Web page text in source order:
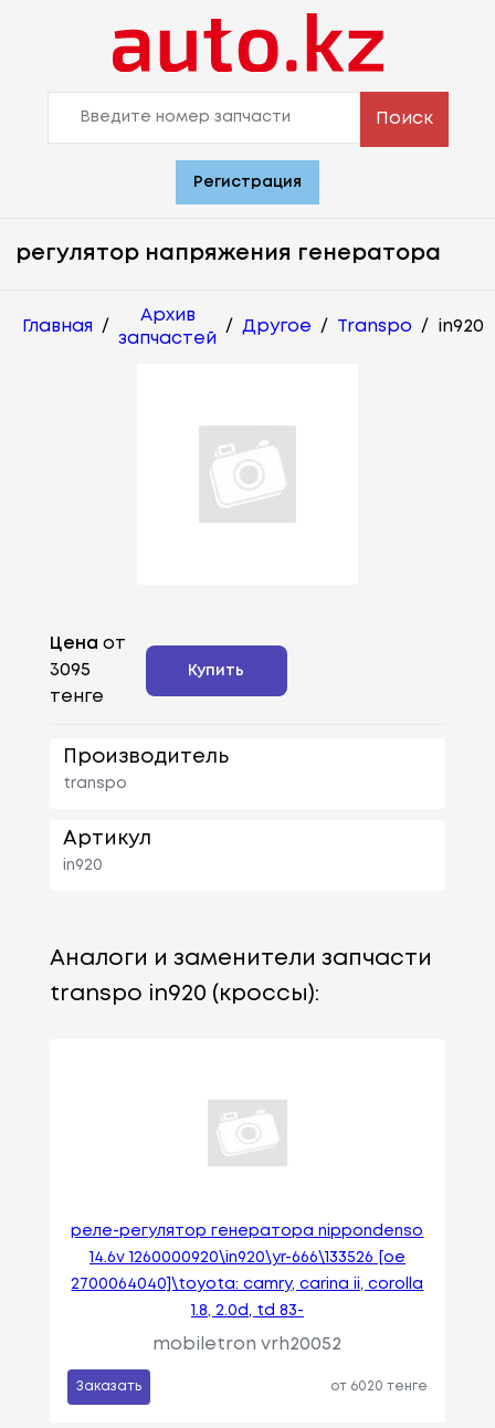
Поиск
Регистрация
регулятор напряжения генератора
Главная /
Архив
запчастей
/ Другое / Transpo / in920
Цена от
3095
тенге
Купить
Производитель
transpo
Артикул
in920
Аналоги и заменители запчасти
transpo in920 (кроссы):
реле-регулятор генератора nippondenso
14.6v 1260000920\in920\yr-666\133526 [oe
2700064040]\toyota: camry, carina ii, corolla
1.8, 2.0d, td 83-
mobiletron vrh20052
Заказать от 6020 тенге